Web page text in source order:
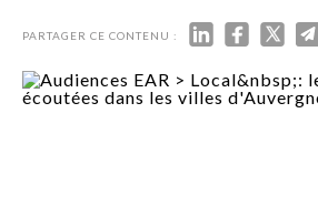
PARTAGER CE CONTENU :